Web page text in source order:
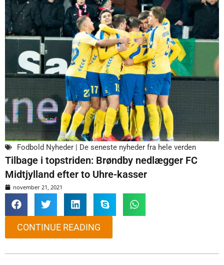
Fodbold Nyheder | De seneste nyheder fra hele verden
Tilbage i topstriden: Brøndby nedlægger FC
Midtjylland efter to Uhre-kasser
november 21, 2021
CONTINUE READING